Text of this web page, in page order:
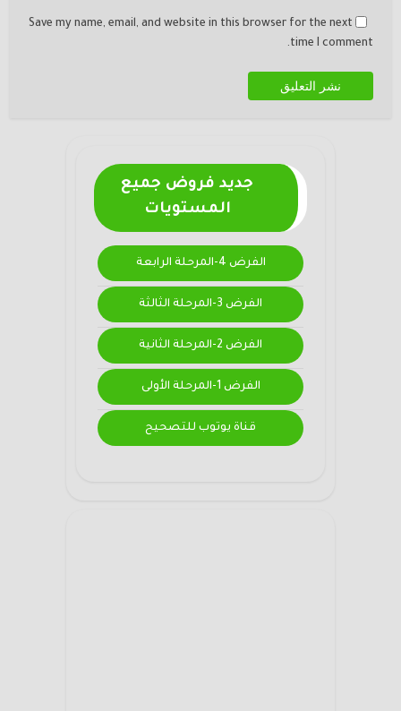
Save my name, email, and website in this browser for the next
time I comment.
جديد فروض جميع
المستويات
الفرض 4-المرحلة الرابعة
الفرض 3-المرحلة الثالثة
الفرض 2-المرحلة الثانية
الفرض 1-المرحلة الأولى
قناة يوتوب للتصحيح